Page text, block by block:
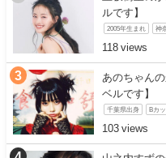
ルです】
2005年生まれ 神
118
あのちゃん
ベルです】
千葉県出身 Bカ
103